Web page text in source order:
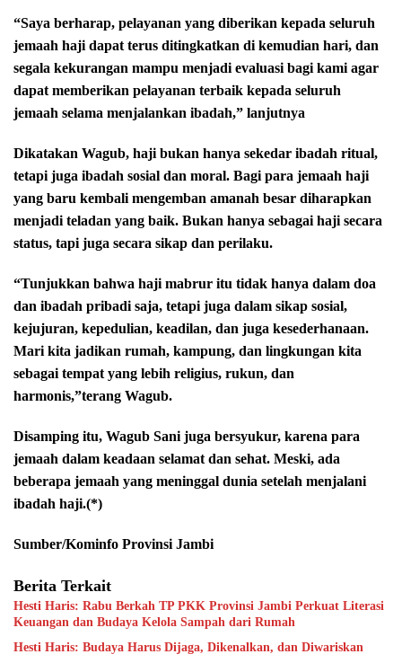
“Saya berharap, pelayanan yang diberikan kepada seluruh
jemaah haji dapat terus ditingkatkan di kemudian hari, dan
segala kekurangan mampu menjadi evaluasi bagi kami agar
dapat memberikan pelayanan terbaik kepada seluruh
jemaah selama menjalankan ibadah,” lanjutnya
Dikatakan Wagub, haji bukan hanya sekedar ibadah ritual,
tetapi juga ibadah sosial dan moral. Bagi para jemaah haji
yang baru kembali mengemban amanah besar diharapkan
menjadi teladan yang baik. Bukan hanya sebagai haji secara
status, tapi juga secara sikap dan perilaku.
“Tunjukkan bahwa haji mabrur itu tidak hanya dalam doa
dan ibadah pribadi saja, tetapi juga dalam sikap sosial,
kejujuran, kepedulian, keadilan, dan juga kesederhanaan.
Mari kita jadikan rumah, kampung, dan lingkungan kita
sebagai tempat yang lebih religius, rukun, dan
harmonis,”terang Wagub.
Disamping itu, Wagub Sani juga bersyukur, karena para
jemaah dalam keadaan selamat dan sehat. Meski, ada
beberapa jemaah yang meninggal dunia setelah menjalani
ibadah haji.(*)
Sumber/Kominfo Provinsi Jambi
Berita Terkait
Hesti Haris: Rabu Berkah TP PKK Provinsi Jambi Perkuat Literasi
Keuangan dan Budaya Kelola Sampah dari Rumah
Hesti Haris: Budaya Harus Dijaga, Dikenalkan, dan Diwariskan